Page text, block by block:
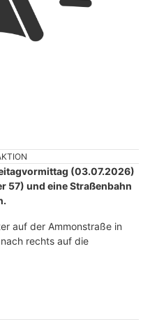
(03.07.2026)
57) und eine Straßenbahn
auf der Ammonstraße in
rechts auf die